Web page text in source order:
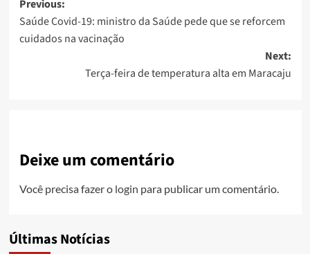
Post
navigation
Previous:
Saúde Covid-19: ministro da Saúde pede que se reforcem
cuidados na vacinação
Next:
Terça-feira de temperatura alta em Maracaju
Deixe um comentário
Você precisa fazer o login para publicar um comentário.
Últimas Notícias